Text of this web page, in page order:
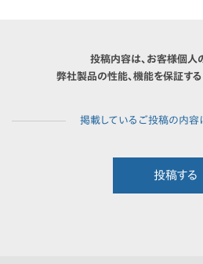
投稿内容は、お客様個人
弊社製品の性能、機能を保証する
投稿する